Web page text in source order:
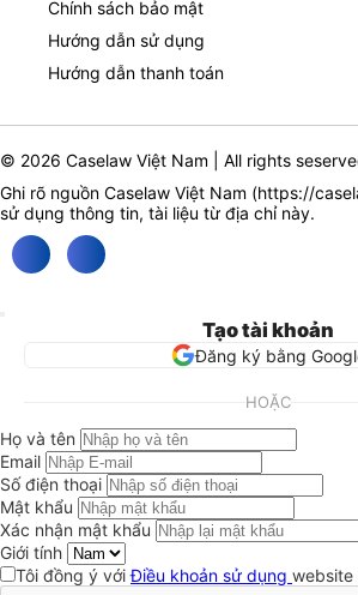
Chính sách bảo mật
Hướng dẫn sử dụng
Hướng dẫn thanh toán
© 2026 Caselaw Việt Nam | All rights
Ghi rõ nguồn Caselaw Việt Nam (https://
sử dụng thông tin, tài liệu từ địa chỉ này.
Tạo tài khoản
Đăng ký bằng
HOẶC
Họ và tên
Email
Số điện thoại
Mật khẩu
Xác nhận mật khẩu
Giới tính
Tôi đồng ý vớiĐiều khoản sử dụng website